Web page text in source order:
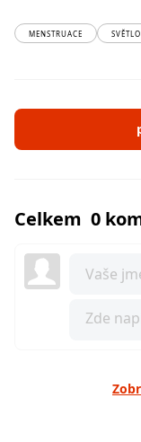
MENSTRUACE SVĚTLO
Celkem 0